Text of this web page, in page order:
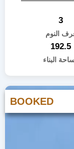
3
النوم
192.5
البناء
BOOKED